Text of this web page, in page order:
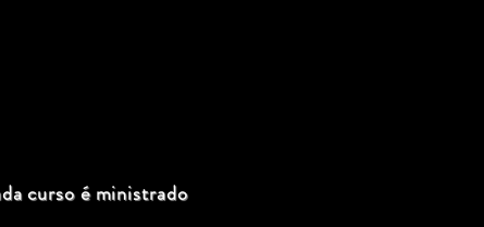
curso é ministrado